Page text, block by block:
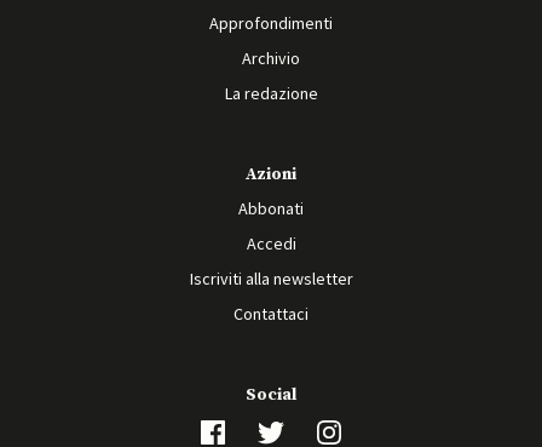
Approfondimenti
Archivio
La redazione
Azioni
Abbonati
Accedi
Iscriviti alla newsletter
Contattaci
Social